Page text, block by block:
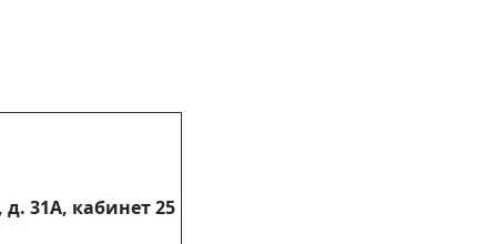
д. 31А, кабинет 25